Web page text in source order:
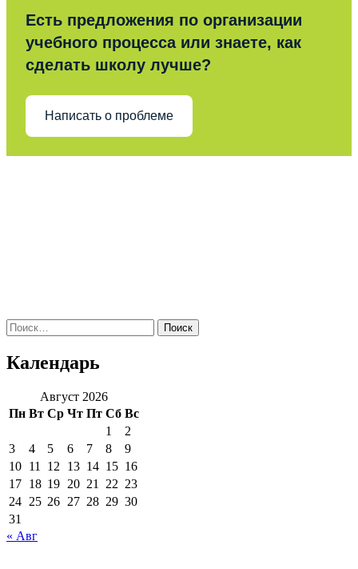
Есть предложения по организации
учебного процесса или знаете, как
сделать школу лучше?
Написать о проблеме
Поиск
по:
Календарь
Август 2026
Пн Вт Ср Чт Пт Сб Вс
1
2
3
4 5 6 7 8
9
10 11 12 13 14 15 16
17 18 19 20 21 22 23
24 25 26 27 28 29 30
31
« Авг